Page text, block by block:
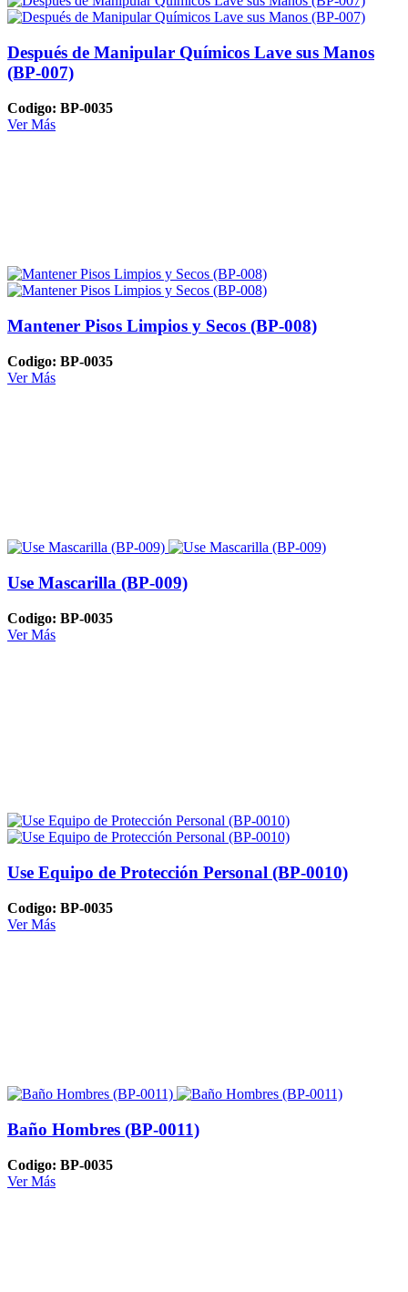
Después de Manipular Químicos Lave sus Manos
(BP-007)
Codigo: BP-0035
Ver Más
Mantener Pisos Limpios y Secos (BP-008)
Codigo: BP-0035
Ver Más
Use Mascarilla (BP-009)
Codigo: BP-0035
Ver Más
Use Equipo de Protección Personal (BP-0010)
Codigo: BP-0035
Ver Más
Baño Hombres (BP-0011)
Codigo: BP-0035
Ver Más